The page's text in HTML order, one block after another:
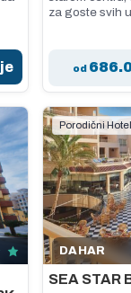
za goste svih
od
Porodični
DAHAR
SEA STAR